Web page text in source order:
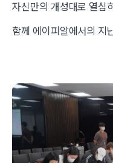
자신만의 개성대로 열심
함께 에이피알에서의 지